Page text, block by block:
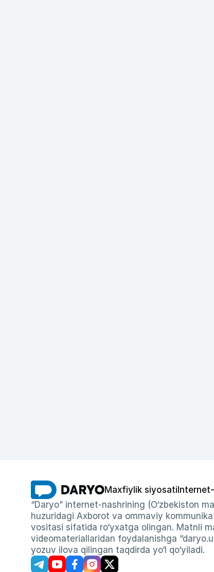
Maxfiylik siyosati
“Daryo” internet-nashrining (O‘zbekiston
huzuridagi Axborot va ommaviy
vositasi sifatida ro‘yxatga olingan. Matnli
videomateriallaridan foydalanishga
yozuv ilova qilingan taqdirda yo‘l qo‘yiladi.